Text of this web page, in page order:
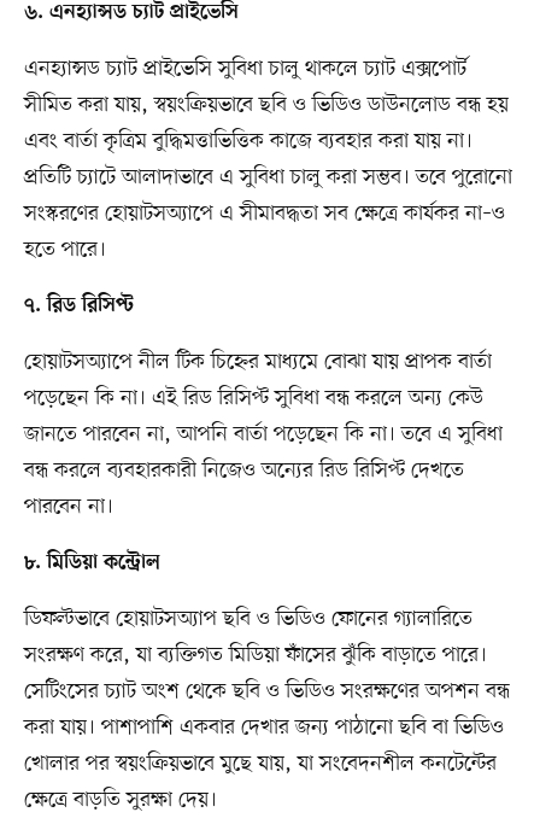
৬. এনহ্যান্সড চ্যাট প্রাইভেসি
এনহ্যান্সড চ্যাট প্রাইভেসি সুবিধা চালু থাকলে চ্যাট এক্সপোর্ট
সীমিত করা যায়, স্বয়ংক্রিয়ভাবে ছবি ও ভিডিও ডাউনলোড বন্ধ হয়
এবং বার্তা কৃত্রিম বুদ্ধিমত্তাভিত্তিক কাজে ব্যবহার করা যায় না।
প্রতিটি চ্যাটে আলাদাভাবে এ সুবিধা চালু করা সম্ভব। তবে পুরোনো
সংস্করণের হোয়াটসঅ্যাপে এ সীমাবদ্ধতা সব ক্ষেত্রে কার্যকর না–ও
হতে পারে।
৭. রিড রিসিপ্ট
হোয়াটসঅ্যাপে নীল টিক চিহ্নের মাধ্যমে বোঝা যায় প্রাপক বার্তা
পড়েছেন কি না। এই রিড রিসিপ্ট সুবিধা বন্ধ করলে অন্য কেউ
জানতে পারবেন না, আপনি বার্তা পড়েছেন কি না। তবে এ সুবিধা
বন্ধ করলে ব্যবহারকারী নিজেও অন্যের রিড রিসিপ্ট দেখতে
পারবেন না।
৮. মিডিয়া কন্ট্রোল
ডিফল্টভাবে হোয়াটসঅ্যাপ ছবি ও ভিডিও ফোনের গ্যালারিতে
সংরক্ষণ করে, যা ব্যক্তিগত মিডিয়া ফাঁসের ঝুঁকি বাড়াতে পারে।
সেটিংসের চ্যাট অংশ থেকে ছবি ও ভিডিও সংরক্ষণের অপশন বন্ধ
করা যায়। পাশাপাশি একবার দেখার জন্য পাঠানো ছবি বা ভিডিও
খোলার পর স্বয়ংক্রিয়ভাবে মুছে যায়, যা সংবেদনশীল কনটেন্টের
ক্ষেত্রে বাড়তি সুরক্ষা দেয়।